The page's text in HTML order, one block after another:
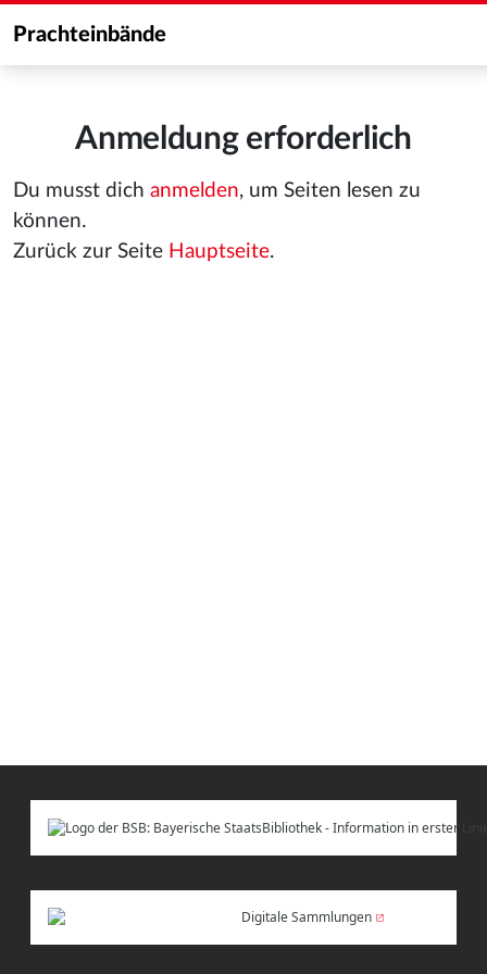
Prachteinbände
Anmeldung erforderlich
Du musst dich anmelden, um Seiten lesen zu
können.
Zurück zur Seite Hauptseite.
Digitale Sammlungen